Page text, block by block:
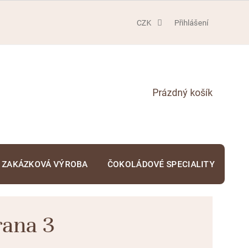
CZK Přihlášení
NÁKUPNÍ
ZAKÁZKOVÁ VÝROBA ČOKOLÁDOVÉ SPECIALITY
3